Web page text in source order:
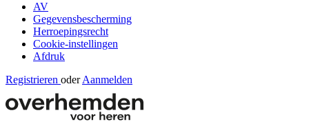
AV
Gegevensbescherming
Herroepingsrecht
Cookie-instellingen
Afdruk
Registrieren oder Aanmelden